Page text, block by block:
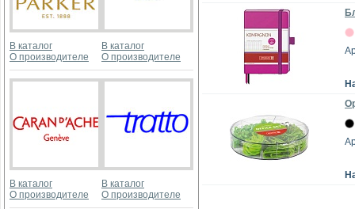
В каталог
О производителе
В каталог
О производителе
В каталог
О производителе
В каталог
О производителе